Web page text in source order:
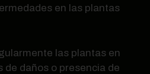
en las plantas
las plantas en
de daños o presencia de